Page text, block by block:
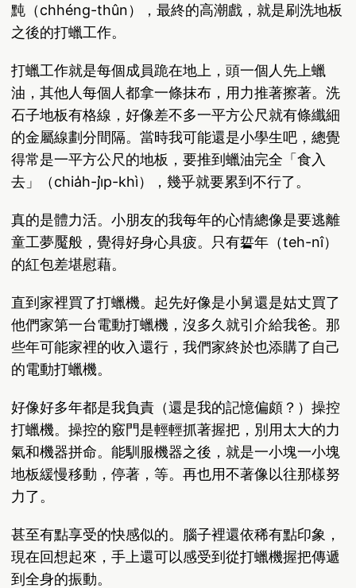
黗（chhéng-thûn），最終的高潮戲，就是刷洗地板
之後的打蠟工作。
打蠟工作就是每個成員跪在地上，頭一個人先上蠟
油，其他人每個人都拿一條抹布，用力推著擦著。洗
石子地板有格線，好像差不多一平方公尺就有條纖細
的金屬線劃分間隔。當時我可能還是小學生吧，總覺
得常是一平方公尺的地板，要推到蠟油完全「食入
去」（chia̍h-ji̍p-khì），幾乎就要累到不行了。
真的是體力活。小朋友的我每年的心情總像是要逃離
童工夢魘般，覺得好身心具疲。只有硩年（teh-nî）
的紅包差堪慰藉。
直到家裡買了打蠟機。起先好像是小舅還是姑丈買了
他們家第一台電動打蠟機，沒多久就引介給我爸。那
些年可能家裡的收入還行，我們家終於也添購了自己
的電動打蠟機。
好像好多年都是我負責（還是我的記憶偏頗？）操控
打蠟機。操控的竅門是輕輕抓著握把，別用太大的力
氣和機器拼命。能馴服機器之後，就是一小塊一小塊
地板緩慢移動，停著，等。再也用不著像以往那樣努
力了。
甚至有點享受的快感似的。腦子裡還依稀有點印象，
現在回想起來，手上還可以感受到從打蠟機握把傳遞
到全身的振動。